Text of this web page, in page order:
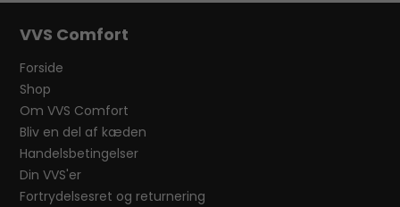
VVS Comfort
Forside
Shop
Om VVS Comfort
Bliv en del af kæden
Handelsbetingelser
Din VVS'er
Fortrydelsesret og returnering